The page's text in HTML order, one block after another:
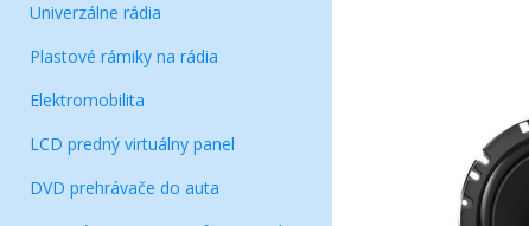
Univerzálne rádia
Plastové rámiky na rádia
Elektromobilita
LCD predný virtuálny panel
DVD prehrávače do auta